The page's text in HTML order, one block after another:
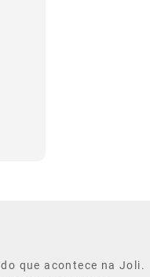
que acontece na Joli.